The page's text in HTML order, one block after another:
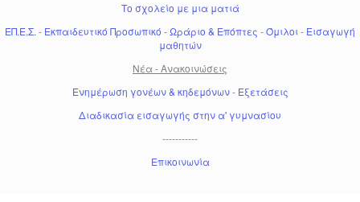
Το σχολείο με μια ματιά
ΕΠ.Ε.Σ. - Εκπαιδευτικό Προσωπικό -Ωράριο & Επόπτες -Όμιλοι- Εισαγωγή
μαθητών
Νέα - Ανακοινώσεις
Ενημέρωση γονέων & κηδεμόνων- Εξετάσεις
Διαδικασία εισαγωγής στην α' γυμνασίου
-----------
Επικοινωνία